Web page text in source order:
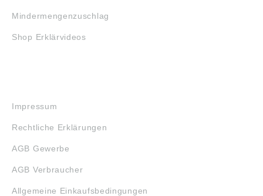
Mindermengenzuschlag
Shop Erklärvideos
Impressum
Rechtliche Erklärungen
AGB Gewerbe
AGB Verbraucher
Allgemeine Einkaufsbedingungen